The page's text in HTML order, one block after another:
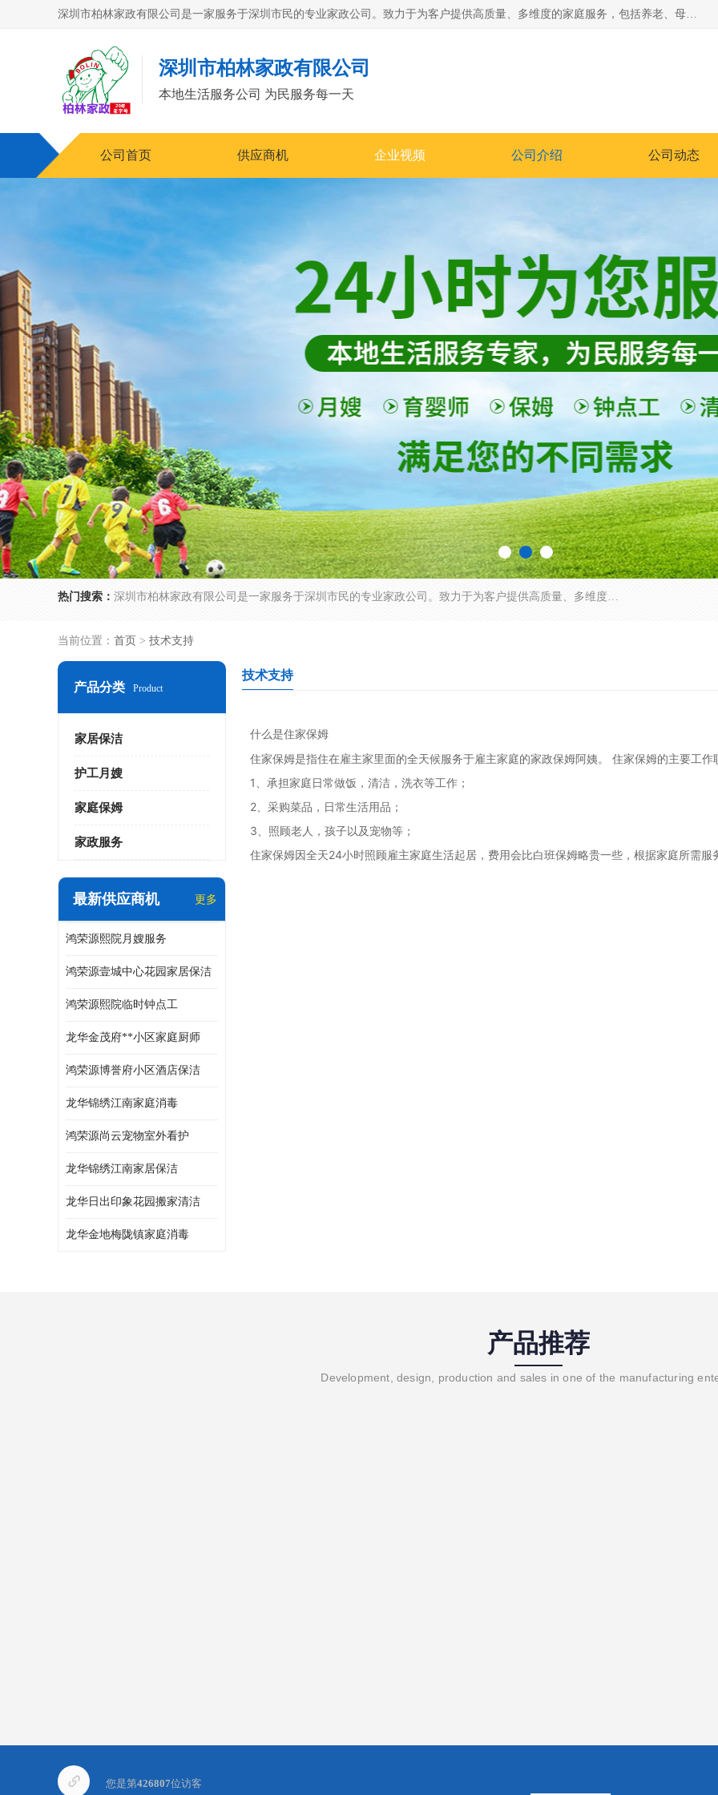
深圳市柏林家政有限公司是一家服务于深圳市民的专业家政公司。致力于为客户提供高质量、多维度的家庭服务，包括养老、母婴、月嫂育婴早教、康复理疗、家电清洗和保洁等方面的专业服务。
深圳市柏林家政有限公司
本地生活服务公司 为民服务每一天
公司首页 供应商机 企业视频 公司介绍 公司动态
热门搜索： 深圳市柏林家政有限公司是一家服务于深圳市民的专业家政公司。致力于为客户提供高质量、多维度的家庭服务，包括养老、母婴、月嫂育婴早教、康复理疗、家电清洗和保洁等方面的专业服务。
当前位置： 首页 > 技术支持
产品分类 Product
家居保洁
护工月嫂
家庭保姆
家政服务
最新供应商机 更多
鸿荣源熙院月嫂服务
鸿荣源壹城中心花园家居保洁
鸿荣源熙院临时钟点工
龙华金茂府**小区家庭厨师
鸿荣源博誉府小区酒店保洁
龙华锦绣江南家庭消毒
鸿荣源尚云宠物室外看护
龙华锦绣江南家居保洁
龙华日出印象花园搬家清洁
龙华金地梅陇镇家庭消毒
技术支持
什么是住家保姆
住家保姆是指住在雇主家里面的全天候服务于雇主家庭的家政保姆阿姨。 住家保姆的主要工作
1、承担家庭日常做饭，清洁，洗衣等工作；
2、采购菜品，日常生活用品；
3、照顾老人，孩子以及宠物等；
住家保姆因全天24小时照顾雇主家庭生活起居，费用会比白班保姆略贵一些，根据家庭所需服
产品推荐
Development, design, production and sales in one of the manufacturing
您是第426807位访客